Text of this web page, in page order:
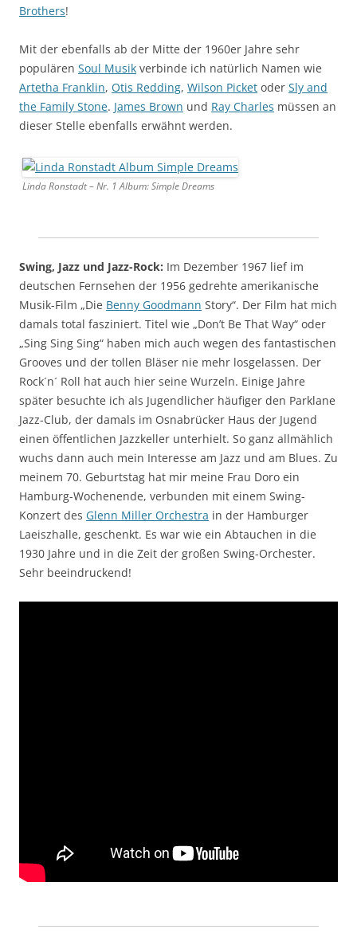
Brothers!
Mit der ebenfalls ab der Mitte der 1960er Jahre sehr
populären Soul Musik verbinde ich natürlich Namen wie
Artetha Franklin, Otis Redding, Wilson Picket oder Sly and
the Family Stone. James Brown und Ray Charles müssen an
dieser Stelle ebenfalls erwähnt werden.
Linda Ronstadt – Nr. 1 Album: Simple Dreams
Swing, Jazz und Jazz-Rock: Im Dezember 1967 lief im
deutschen Fernsehen der 1956 gedrehte amerikanische
Musik-Film „Die Benny Goodmann Story“. Der Film hat mich
damals total fasziniert. Titel wie „Don’t Be That Way“ oder
„Sing Sing Sing“ haben mich auch wegen des fantastischen
Grooves und der tollen Bläser nie mehr losgelassen. Der
Rock´n´ Roll hat auch hier seine Wurzeln. Einige Jahre
später besuchte ich als Jugendlicher häufiger den Parklane
Jazz-Club, der damals im Osnabrücker Haus der Jugend
einen öffentlichen Jazzkeller unterhielt. So ganz allmählich
wuchs dann auch mein Interesse am Jazz und am Blues. Zu
meinem 70. Geburtstag hat mir meine Frau Doro ein
Hamburg-Wochenende, verbunden mit einem Swing-
Konzert des Glenn Miller Orchestra in der Hamburger
Laeiszhalle, geschenkt. Es war wie ein Abtauchen in die
1930 Jahre und in die Zeit der großen Swing-Orchester.
Sehr beeindruckend!